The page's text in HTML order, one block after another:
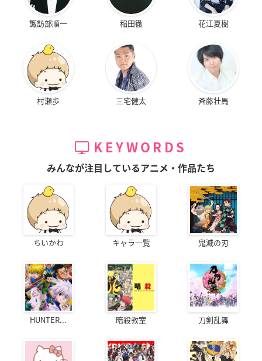
諏訪部順一 稲田徹 花江夏樹
村瀬歩 三宅健太 斉藤壮馬
KEYWORDS
みんなが注目しているアニメ・作品たち
ちいかわ キャラ一覧 鬼滅の刃
HUNTER... 暗殺教室 刀剣乱舞